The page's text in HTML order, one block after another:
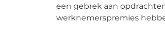
een gebrek aan
werknemerspremies